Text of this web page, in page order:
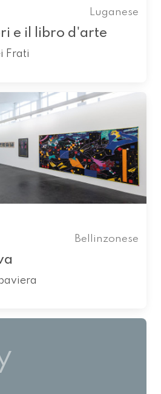
Luganese
e il libro d'arte
Frati
Bellinzonese